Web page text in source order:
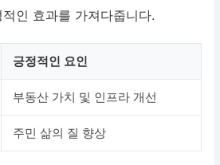
인 효과를 가져다줍니다.
긍정적인 요인
부동산 가치 및 인프라 개선
주민 삶의 질 향상